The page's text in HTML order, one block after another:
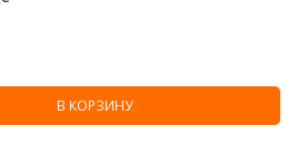
В КОРЗИНУ